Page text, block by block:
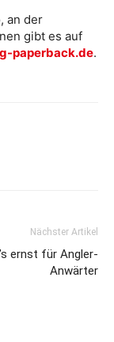
an der
gibt es auf
paperback.de.
Nächster Artikel
ernst für Angler-
Anwärter